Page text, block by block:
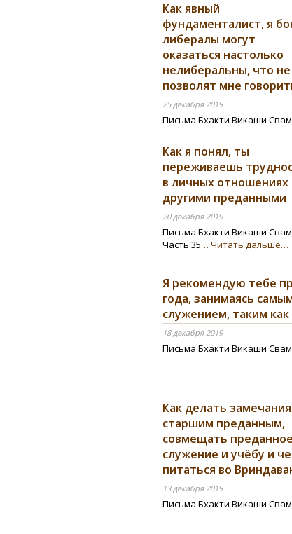
Как явный
фундаменталист, я
либералы могут
оказаться настолько
нелиберальны, что не
позволят мне
25 декабря 2019
Письма Бхакти Викаши
Как я понял, ты
переживаешь
в личных отношениях
другими преданными
20 декабря 2019
Письма Бхакти Викаши
Часть 35… Читать дальше…
Я рекомендую тебе
года, занимаясь
служением, таким
18 декабря 2019
Письма Бхакти Викаши
Как делать замечания
старшим преданным,
совмещать преданное
служение и учёбу и
питаться во
13 декабря 2019
Письма Бхакти Викаши